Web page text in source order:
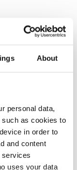
About
personal data,
such as cookies to
in order to
and content
services
uses your data
utskott på
Det
Det pratas på